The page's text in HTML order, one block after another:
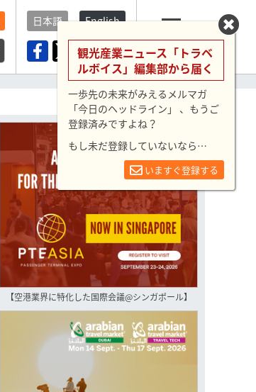
日本語 English
メニュー
【空港業界に特化した国際会議@シンガポール】
観光産業ニュース「トラベ
ルボイス」編集部から届く
一歩先の未来がみえるメルマガ
「今日のヘッドライン」 、もうご
登録済みですよね？
もし未だ登録していないなら…
いますぐ登録する